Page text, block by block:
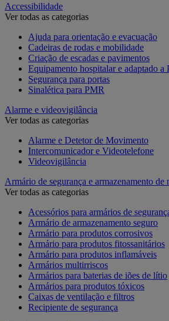
Accessibilidade
Ver todas as categorias
Ajuda para orientação e evacuação
Cadeiras de rodas e mobilidade
Criação de escadas e pavimentos
Equipamento hospitalar e adaptado a
Segurança para portas
Sinalética para PMR
Alarme e videovigilância
Ver todas as categorias
Alarme e Detetor de Movimento
Intercomunicador e Videotelefone
Videovigilância
Armário de segurança e armazenamento de
Ver todas as categorias
Acessórios para armários de
Armário de armazenamento seguro
Armário para produtos corrosivos
Armário para produtos fitossanitários
Armário para produtos inflamáveis
Armários multirriscos
Armários para baterias de iões de lítio
Armários para produtos tóxicos
Caixas de ventilação e filtros
Recipiente de segurança